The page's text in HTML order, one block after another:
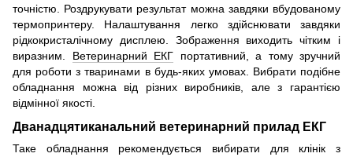
точністю. Роздрукувати результат можна завдяки вбудованому
термопринтеру. Налаштування легко здійснювати завдяки
рідкокристалічному дисплею. Зображення виходить чітким і
виразним. Ветеринарний ЕКГ портативний, а тому зручний
для роботи з тваринами в будь-яких умовах. Вибрати подібне
обладнання можна від різних виробників, але з гарантією
відмінної якості.
Дванадцятиканальний ветеринарний прилад ЕКГ
Таке обладнання рекомендується вибирати для клінік з